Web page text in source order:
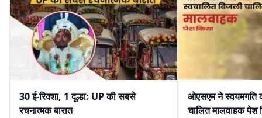
30 ई-रिक्शा, 1 दूल्हा: UP की सबसे
रचनात्मक बारात
ओएसएम ने स्वयमगति
चालित मालवाहक पेश